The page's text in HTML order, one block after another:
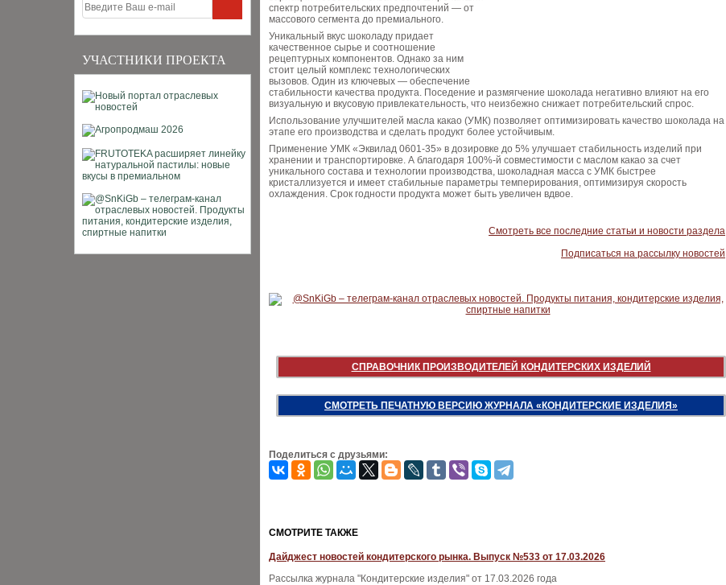
УЧАСТНИКИ ПРОЕКТА
спектр потребительских предпочтений — от
массового сегмента до премиального.
Уникальный вкус шоколаду придает
качественное сырье и соотношение
рецептурных компонентов. Однако за ним
стоит целый комплекс технологических
вызовов. Один из ключевых — обеспечение
стабильности качества продукта. Поседение и размягчение шоколада негативно влияют на его
визуальную и вкусовую привлекательность, что неизбежно снижает потребительский спрос.
Использование улучшителей масла какао (УМК) позволяет оптимизировать качество шоколада на
этапе его производства и сделать продукт более устойчивым.
Применение УМК «Эквилад 0601-35» в дозировке до 5% улучшает стабильность изделий при
хранении и транспортировке. А благодаря 100%-й совместимости с маслом какао за счет
уникального состава и технологии производства, шоколадная масса с УМК быстрее
кристаллизуется и имеет стабильные параметры темперирования, оптимизируя скорость
охлаждения. Срок годности продукта может быть увеличен вдвое.
Смотреть все последние статьи и новости раздела
Подписаться на рассылку новостей
СПРАВОЧНИК ПРОИЗВОДИТЕЛЕЙ КОНДИТЕРСКИХ ИЗДЕЛИЙ
СМОТРЕТЬ ПЕЧАТНУЮ ВЕРСИЮ ЖУРНАЛА «КОНДИТЕРСКИЕ ИЗДЕЛИЯ»
Поделиться с друзьями:
CМОТРИТЕ ТАКЖЕ
Дайджест новостей кондитерского рынка. Выпуск №533 от 17.03.2026
Рассылка журнала "Кондитерские изделия" от 17.03.2026 года